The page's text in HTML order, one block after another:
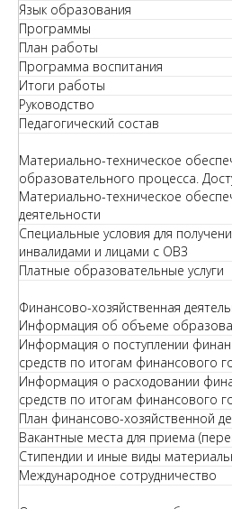
Язык образования
Программы
План работы
Программа воспитания
Итоги работы
Руководство
Педагогический состав
Материально-техническое
образовательного процесса.
Материально-техническое
деятельности
Специальные условия для
инвалидами и лицами с ОВЗ
Платные образовательные услуги
Финансово-хозяйственная
Информация об объеме
Информация о поступлении
средств по итогам финансового
Информация о расходовании
средств по итогам финансового
План финансово-хозяйственной
Вакантные места для приема
Стипендии и иные виды
Международное сотрудничество